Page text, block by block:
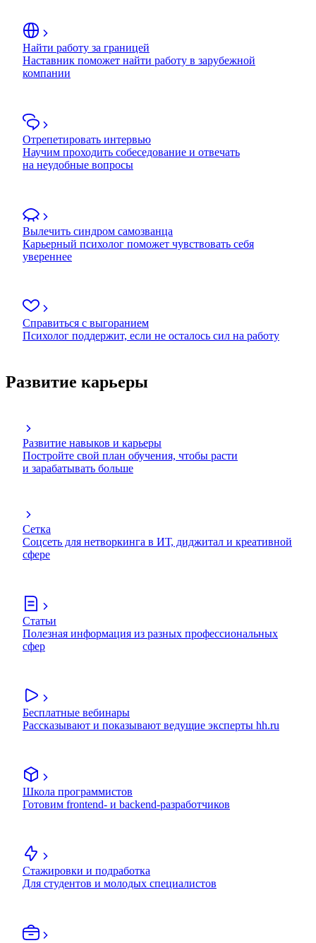
Найти работу за границей
Наставник поможет найти работу в зарубежной
компании
Отрепетировать интервью
Научим проходить собеседование и отвечать
на неудобные вопросы
Вылечить синдром самозванца
Карьерный психолог поможет чувствовать себя
увереннее
Справиться с выгоранием
Психолог поддержит, если не осталось сил на работу
Развитие карьеры
Развитие навыков и карьеры
Постройте свой план обучения, чтобы расти
и зарабатывать больше
Сетка
Соцсеть для нетворкинга в ИТ, диджитал и креативной
сфере
Статьи
Полезная информация из разных профессиональных
сфер
Бесплатные вебинары
Рассказывают и показывают ведущие эксперты hh.ru
Школа программистов
Готовим frontend- и backend-разработчиков
Стажировки и подработка
Для студентов и молодых специалистов